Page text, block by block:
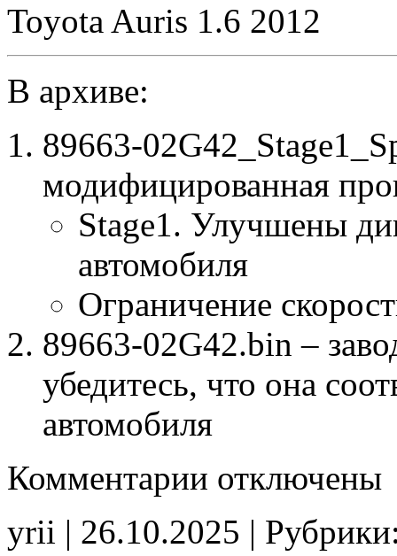
Toyota Auris 1.6 2012
В архиве:
89663-
модифицированная
Stage1. Улучшены
автомобиля
Ограничение
89663-02G42.bin –
убедитесь, что она
автомобиля
Комментарии записи
Stage1
SpLim250
отключены
yrii | 26.10.2025 |